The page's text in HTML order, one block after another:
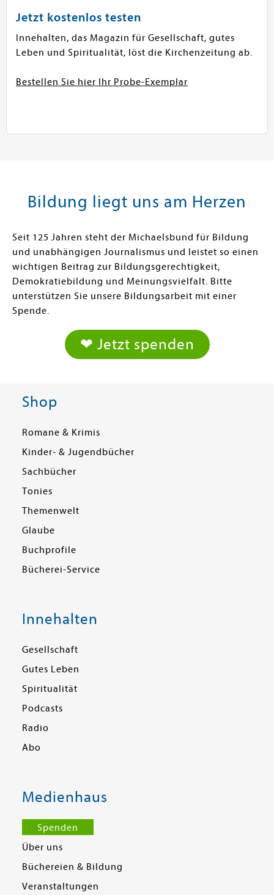
Jetzt kostenlos testen
Innehalten, das Magazin für Gesellschaft, gutes
Leben und Spiritualität, löst die Kirchenzeitung ab.
Bestellen Sie hier Ihr Probe-Exemplar
Bildung liegt uns am Herzen
Seit 125 Jahren steht der Michaelsbund für Bildung
und unabhängigen Journalismus und leistet so einen
wichtigen Beitrag zur Bildungsgerechtigkeit,
Demokratiebildung und Meinungsvielfalt. Bitte
unterstützen Sie unsere Bildungsarbeit mit einer
Spende.
❤ Jetzt spenden
Shop
Romane & Krimis
Kinder- & Jugendbücher
Sachbücher
Tonies
Themenwelt
Glaube
Buchprofile
Bücherei-Service
Innehalten
Gesellschaft
Gutes Leben
Spiritualität
Podcasts
Radio
Abo
Medienhaus
Spenden
Über uns
Büchereien & Bildung
Veranstaltungen